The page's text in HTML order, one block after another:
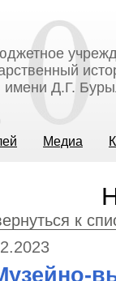
имени Д.Г.
Медиа
к